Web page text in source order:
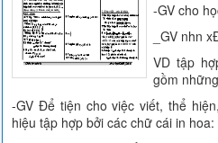
-GV cho
_GV nhn
VD tập
gồm
-GV Để tiện cho việc viết, thể
hiệu tập hợp bởi các chữ cái in hoa: